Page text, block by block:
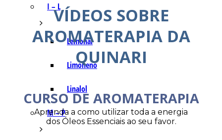
I – L
Lemonal
Limoneno
Linalol
M – P
VÍDEOS SOBRE
AROMATERAPIA DA
QUINARI
CURSO DE AROMATERAPIA
Aprenda a como utilizar toda a energia
dos Óleos Essenciais ao seu favor.